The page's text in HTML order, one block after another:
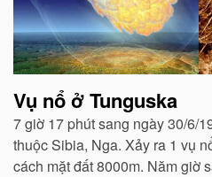
Vụ nổ ở Tunguska
7 giờ 17 phút sang ngày 30/6/
thuộc Sibia, Nga. Xảy ra 1 vụ
cách mặt đất 8000m. Năm giờ